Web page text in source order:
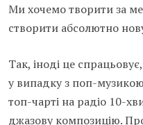
Ми хочемо творити за
створити абсолютно
Так, іноді це
у випадку з поп-
топ-чарті на радіо 10-
джазову композицію.